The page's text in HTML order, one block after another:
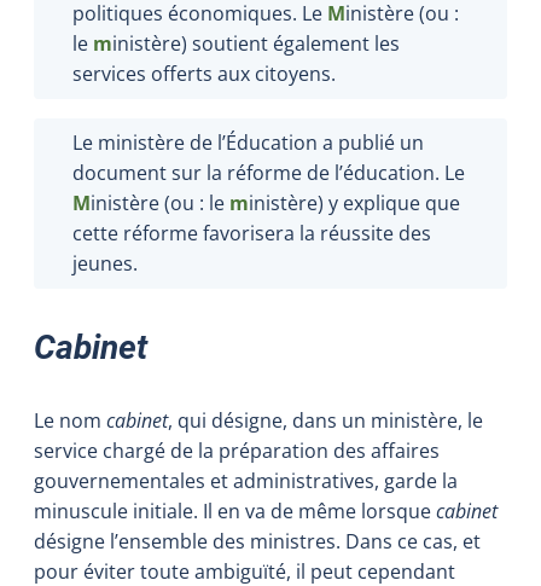
politiques économiques. Le Ministère (ou :
le ministère) soutient également les
services offerts aux citoyens.
Le ministère de l’Éducation a publié un
document sur la réforme de l’éducation. Le
Ministère (ou : le ministère) y explique que
cette réforme favorisera la réussite des
jeunes.
Cabinet
Le nom cabinet, qui désigne, dans un ministère, le
service chargé de la préparation des affaires
gouvernementales et administratives, garde la
minuscule initiale. Il en va de même lorsquecabinet
désigne l’ensemble des ministres. Dans ce cas, et
pour éviter toute ambiguïté, il peut cependant